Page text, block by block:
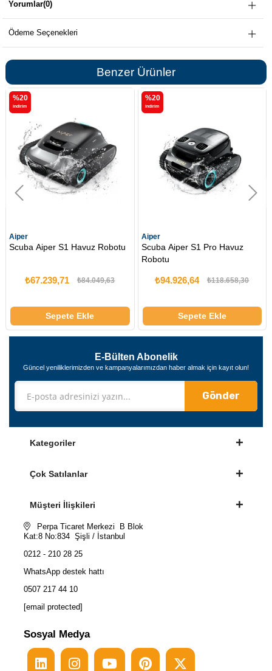
Yorumlar(0)
Ödeme Seçenekleri
Benzer Ürünler
Robotu
₺84.049,63
Scuba Aiper S1 Pro Havuz
₺94.926,64 ₺118.658,30
Aiper Surfer S1
₺52.737,02
E-Bülten Abonelik
Güncel yeniliklerimizden ve kampanyalarımızdan haber almak için kayıt olun!
Gönder
Kategoriler
Çok Satılanlar
Müşteri İlişkileri
Perpa Ticaret Merkezi B Blok
Kat:8 No:834 Şişli / İstanbul
0212 - 210 28 25
WhatsApp destek hattı
0507 217 44 10
[email protected]
Sosyal Medya